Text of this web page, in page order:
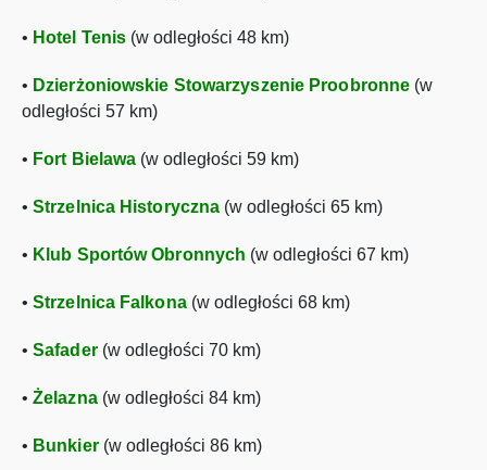
• Hotel Tenis (w odległości 48 km)
• Dzierżoniowskie Stowarzyszenie Proobronne (w
odległości 57 km)
• Fort Bielawa (w odległości 59 km)
• Strzelnica Historyczna (w odległości 65 km)
• Klub Sportów Obronnych (w odległości 67 km)
• Strzelnica Falkona(w odległości 68 km)
• Safader(w odległości 70 km)
• Żelazna(w odległości 84 km)
• Bunkier(w odległości 86 km)